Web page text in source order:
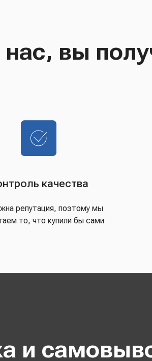
вы
качества
репутация, поэтому мы
то, что купили бы сами
и